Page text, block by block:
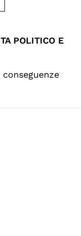
POLITICO E